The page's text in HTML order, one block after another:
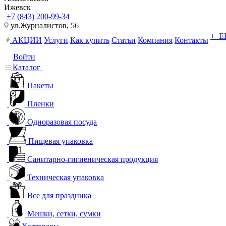
Ижевск
+7 (843) 200-99-34
ул.Журналистов, 56
АКЦИИ Услуги Как купить Статьи Компания Контакты +
Войти
Каталог
Пакеты
Пленки
Одноразовая посуда
Пищевая упаковка
Санитарно-гигиеническая продукция
Техническая упаковка
Все для праздника
Мешки, сетки, сумки